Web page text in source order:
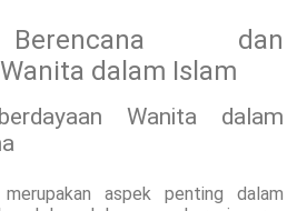
dan
dalam Islam
Wanita dalam
aspek penting dalam